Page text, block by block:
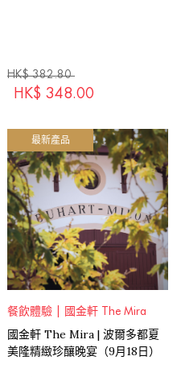
HK$ 382.80
HK$ 348.00
最新產品
餐飲體驗 | 國金軒 The Mira
國金軒 The Mira | 波爾多都夏
美隆精緻珍釀晚宴（9月18日）